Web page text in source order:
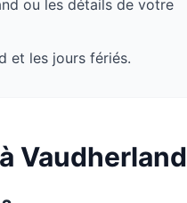
ou les détails de votre
et les jours fériés.
Vaudherland